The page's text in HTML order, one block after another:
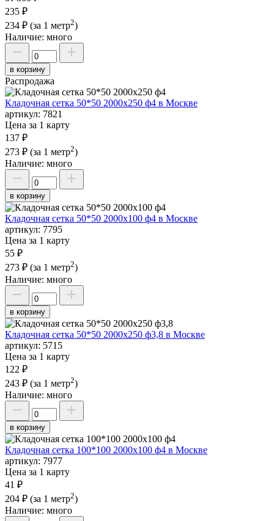
235 ₽
234 ₽ (за 1 метр2)
Наличие: много
в корзину
Распродажа
Кладочная сетка 50*50 2000х250 ф4 в Москве
артикул: 7821
Цена за 1 карту
137 ₽
273 ₽ (за 1 метр2)
Наличие: много
в корзину
Кладочная сетка 50*50 2000х100 ф4 в Москве
артикул: 7795
Цена за 1 карту
55 ₽
273 ₽ (за 1 метр2)
Наличие: много
в корзину
Кладочная сетка 50*50 2000х250 ф3,8 в Москве
артикул: 5715
Цена за 1 карту
122 ₽
243 ₽ (за 1 метр2)
Наличие: много
в корзину
Кладочная сетка 100*100 2000х100 ф4 в Москве
артикул: 7977
Цена за 1 карту
41 ₽
204 ₽ (за 1 метр2)
Наличие: много